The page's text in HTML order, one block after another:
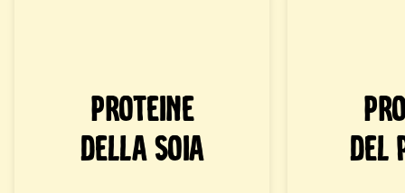
Proteine
della soia
del